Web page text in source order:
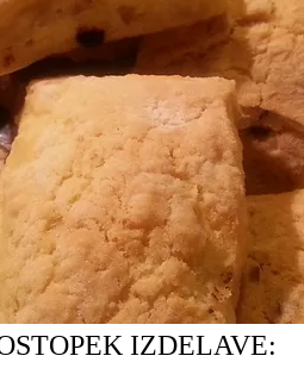
IZDELAVE: